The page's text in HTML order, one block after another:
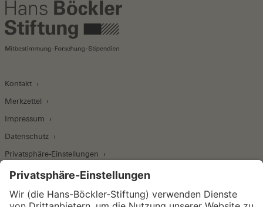
Kontakt
Merkzettel
Impressum
Datenschutz
Privatsphäre-Einstellungen
Wirtschafts- und Sozialwissenschaftliches Institut